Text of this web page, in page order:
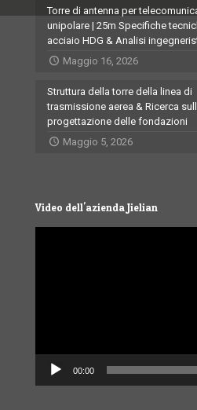
Torre di antenna per
unipolare | 25m Specifiche
acciaio HDG & Analisi
Maggio 16, 2026
Struttura della torre della linea di
trasmissione aerea & Ricerca
progettazione delle fondazioni
Maggio 5, 2026
Video dell'azienda Jielian
00:00